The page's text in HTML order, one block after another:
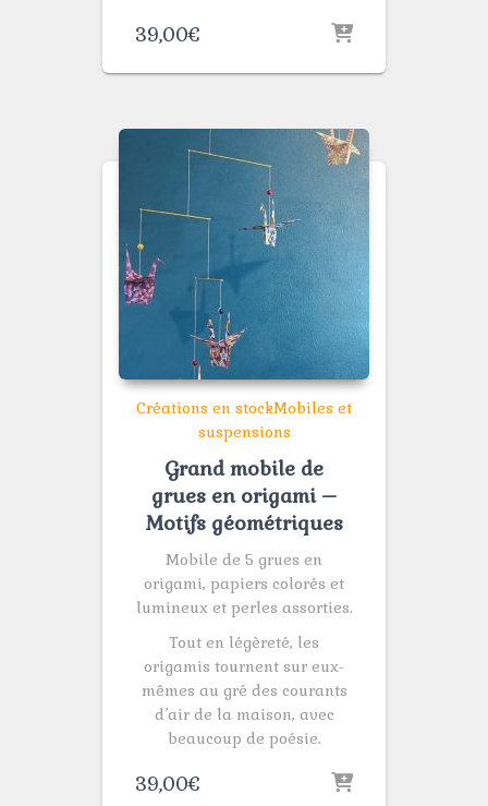
39,00€
Créations en stockMobiles et
suspensions
Grand mobile de
grues en origami –
Motifs géométriques
Mobile de 5 grues en
origami, papiers colorés et
lumineux et perles assorties.
Tout en légèreté, les
origamis tournent sur eux-
mêmes au gré des courants
d’air de la maison, avec
beaucoup de poésie.
39,00€